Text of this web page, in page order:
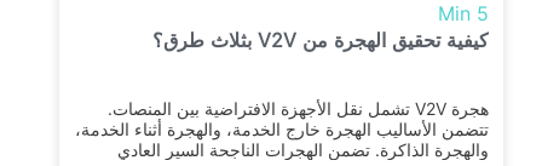
5 Min
كيفية تحقيق الهجرة من V2V بثلاث طرق؟
هجرة V2V تشمل نقل الأجهزة الافتراضية بين المنصات.
تتضمن الأساليب الهجرة خارج الخدمة، والهجرة أثناء الخدمة،
والهجرة الذاكرة. تضمن الهجرات الناجحة السير العادي